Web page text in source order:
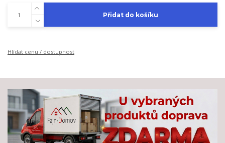
Přidat do košíku
Hlídat cenu / dostupnost